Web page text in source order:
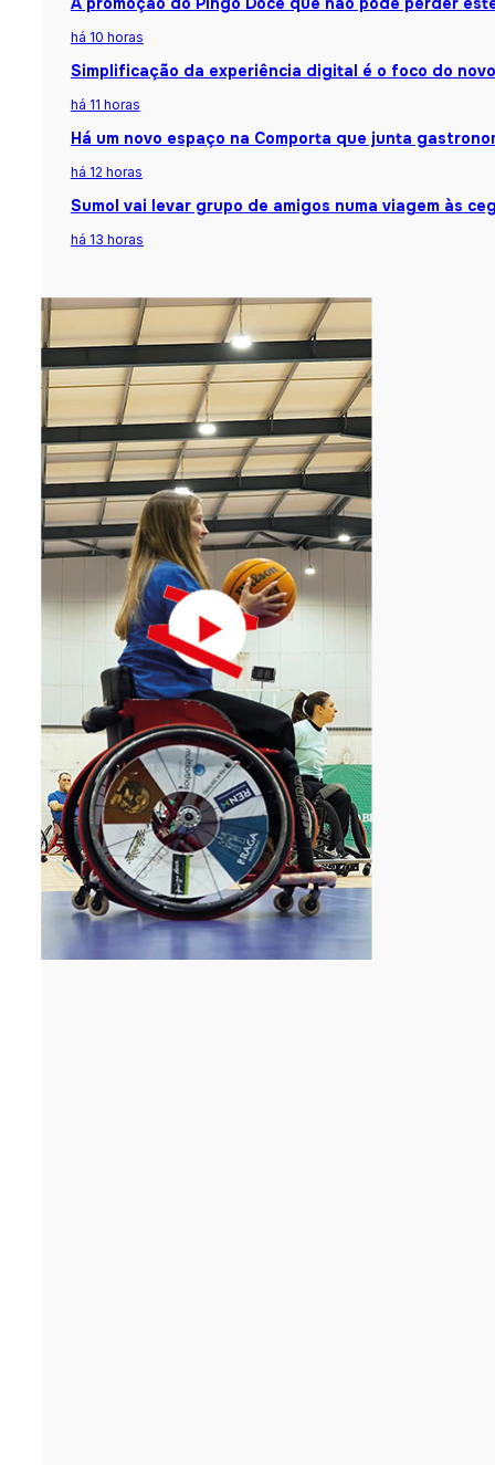
há 10 horas
Simplificação da experiência digital é o foco do
há 11 horas
Há um novo espaço na Comporta que junta
há 12 horas
Sumol vai levar grupo de amigos numa viagem às
há 13 horas